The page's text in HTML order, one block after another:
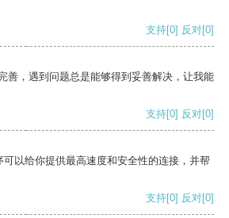
支持[0] 反对[0]
善，遇到问题总是能够得到妥善解决，让我能
支持[0] 反对[0]
以给你提供最高速度和安全性的连接，并帮
支持[0] 反对[0]